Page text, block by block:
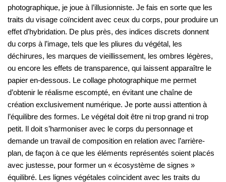
photographique, je joue à l’illusionniste. Je fais en sorte que les
traits du visage coïncident avec ceux du corps, pour produire un
effet d’hybridation. De plus près, des indices discrets donnent
du corps à l’image, tels que les pliures du végétal, les
déchirures, les marques de vieillissement, les ombres légères,
ou encore les effets de transparence, qui laissent apparaître le
papier en-dessous. Le collage photographique me permet
d’obtenir le réalisme escompté, en évitant une chaîne de
création exclusivement numérique. Je porte aussi attention à
l’équilibre des formes. Le végétal doit être ni trop grand ni trop
petit. Il doit s’harmoniser avec le corps du personnage et
demande un travail de composition en relation avec l’arrière-
plan, de façon à ce que les éléments représentés soient placés
avec justesse, pour former un « écosystème de signes »
équilibré. Les lignes végétales coïncident avec les traits du